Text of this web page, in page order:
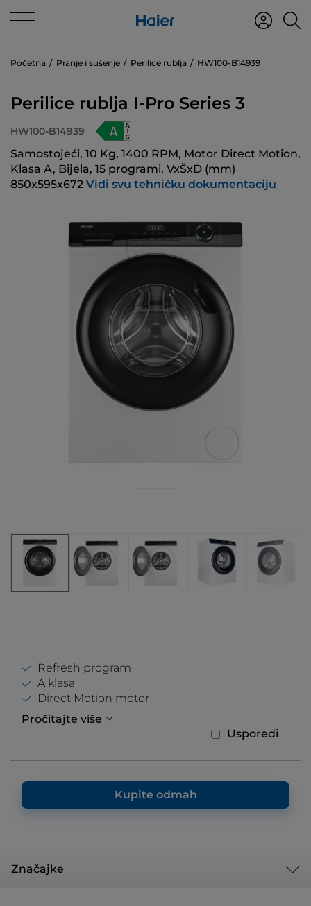
Početna Pranje i sušenje Perilice rublja HW100-B14939
Perilice rublja I-Pro Series 3
HW100-B14939
Samostojeći, 10 Kg, 1400 RPM, Motor Direct Motion,
Klasa A, Bijela, 15 programi, VxŠxD (mm)
850x595x672 Vidi svu tehničku dokumentaciju
Refresh program
A klasa
Direct Motion motor
Pročitajte više
Usporedi
Kupite odmah
Značajke